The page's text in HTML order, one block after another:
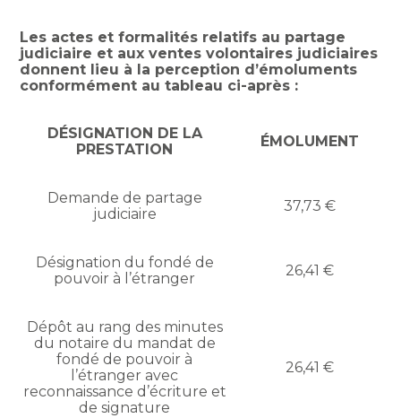
Les actes et formalités relatifs au partage
judiciaire et aux ventes volontaires judiciaires
donnent lieu à la perception d’émoluments
conformément au tableau ci-après :
DÉSIGNATION DE LA
PRESTATION
ÉMOLUMENT
Demande de partage
judiciaire
37,73 €
Désignation du fondé de
pouvoir à l’étranger
26,41 €
Dépôt au rang des minutes
du notaire du mandat de
fondé de pouvoir à
l’étranger avec
reconnaissance d’écriture et
de signature
26,41 €